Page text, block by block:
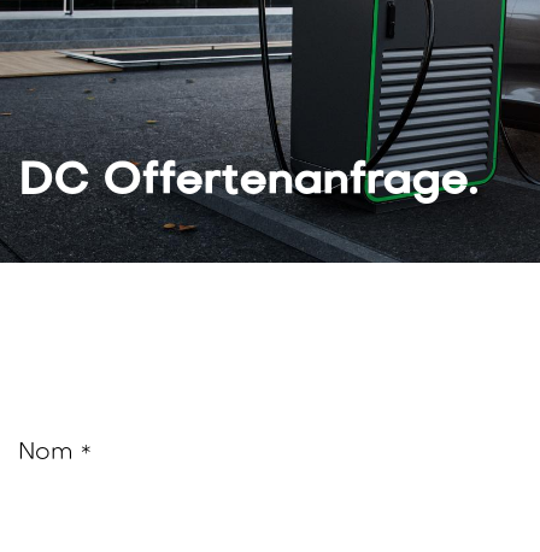
DC Offertenanfrage.​
Nom *